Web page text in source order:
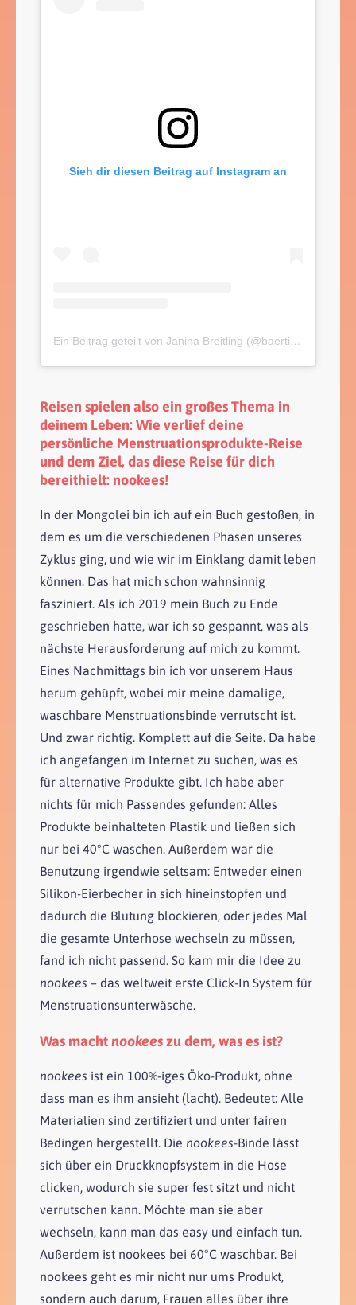
Sieh dir diesen Beitrag auf Instagram an
Ein Beitrag geteilt von Janina Breitling (@baertimussmit)
Reisen spielen also ein großes Thema in
deinem Leben: Wie verlief deine
persönliche Menstruationsprodukte-Reise
und dem Ziel, das diese Reise für dich
bereithielt: nookees!
In der Mongolei bin ich auf ein Buch gestoßen, in
dem es um die verschiedenen Phasen unseres
Zyklus ging, und wie wir im Einklang damit leben
können. Das hat mich schon wahnsinnig
fasziniert. Als ich 2019 mein Buch zu Ende
geschrieben hatte, war ich so gespannt, was als
nächste Herausforderung auf mich zu kommt.
Eines Nachmittags bin ich vor unserem Haus
herum gehüpft, wobei mir meine damalige,
waschbare Menstruationsbinde verrutscht ist.
Und zwar richtig. Komplett auf die Seite. Da habe
ich angefangen im Internet zu suchen, was es
für alternative Produkte gibt. Ich habe aber
nichts für mich Passendes gefunden: Alles
Produkte beinhalteten Plastik und ließen sich
nur bei 40°C waschen. Außerdem war die
Benutzung irgendwie seltsam: Entweder einen
Silikon-Eierbecher in sich hineinstopfen und
dadurch die Blutung blockieren, oder jedes Mal
die gesamte Unterhose wechseln zu müssen,
fand ich nicht passend. So kam mir die Idee zu
nookees – das weltweit erste Click-In System für
Menstruationsunterwäsche.
Was machtnookeeszu dem, was es ist?
nookees ist ein 100%-iges Öko-Produkt, ohne
dass man es ihm ansieht (lacht). Bedeutet: Alle
Materialien sind zertifiziert und unter fairen
Bedingen hergestellt. Die nookees-Binde lässt
sich über ein Druckknopfsystem in die Hose
clicken, wodurch sie super fest sitzt und nicht
verrutschen kann. Möchte man sie aber
wechseln, kann man das easy und einfach tun.
Außerdem ist nookees bei 60°C waschbar. Bei
nookees geht es mir nicht nur ums Produkt,
sondern auch darum, Frauen alles über ihre